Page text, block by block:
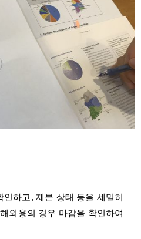
하고, 제본 상태 등을 세밀히
외용의 경우 마감을 확인하여